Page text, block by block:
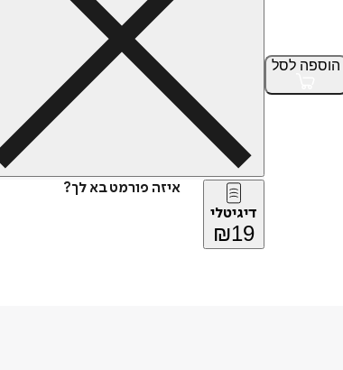
הוספה לסל
איזה פורמט בא לך?
דיגיטלי
₪19